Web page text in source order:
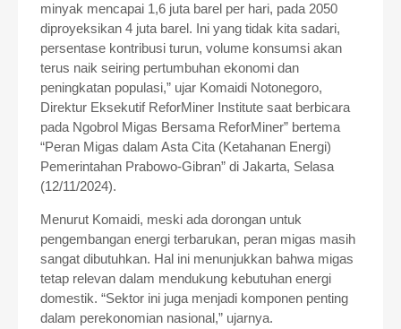
minyak mencapai 1,6 juta barel per hari, pada 2050
diproyeksikan 4 juta barel. Ini yang tidak kita sadari,
persentase kontribusi turun, volume konsumsi akan
terus naik seiring pertumbuhan ekonomi dan
peningkatan populasi,” ujar Komaidi Notonegoro,
Direktur Eksekutif ReforMiner Institute saat berbicara
pada Ngobrol Migas Bersama ReforMiner” bertema
“Peran Migas dalam Asta Cita (Ketahanan Energi)
Pemerintahan Prabowo-Gibran” di Jakarta, Selasa
(12/11/2024).
Menurut Komaidi, meski ada dorongan untuk
pengembangan energi terbarukan, peran migas masih
sangat dibutuhkan. Hal ini menunjukkan bahwa migas
tetap relevan dalam mendukung kebutuhan energi
domestik. “Sektor ini juga menjadi komponen penting
dalam perekonomian nasional,” ujarnya.